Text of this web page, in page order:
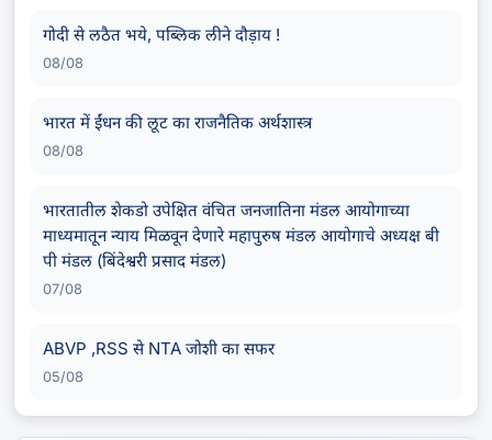
गोदी से लठैत भये, पब्लिक लीने दौड़ाय !
08/08
भारत में ईंधन की लूट का राजनैतिक अर्थशास्त्र
08/08
भारतातील शेकडो उपेक्षित वंचित जनजातिना मंडल आयोगाच्या
माध्यमातून न्याय मिळवून देणारे महापुरुष मंडल आयोगाचे अध्यक्ष बी
पी मंडल (बिंदेश्वरी प्रसाद मंडल)
07/08
ABVP ,RSS से NTA जोशी का सफर
05/08